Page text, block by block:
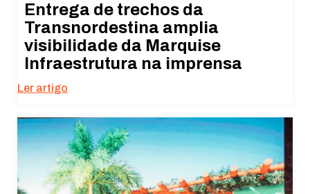
Entrega de trechos da
Transnordestina amplia
visibilidade da Marquise
Infraestrutura na imprensa
Ler artigo